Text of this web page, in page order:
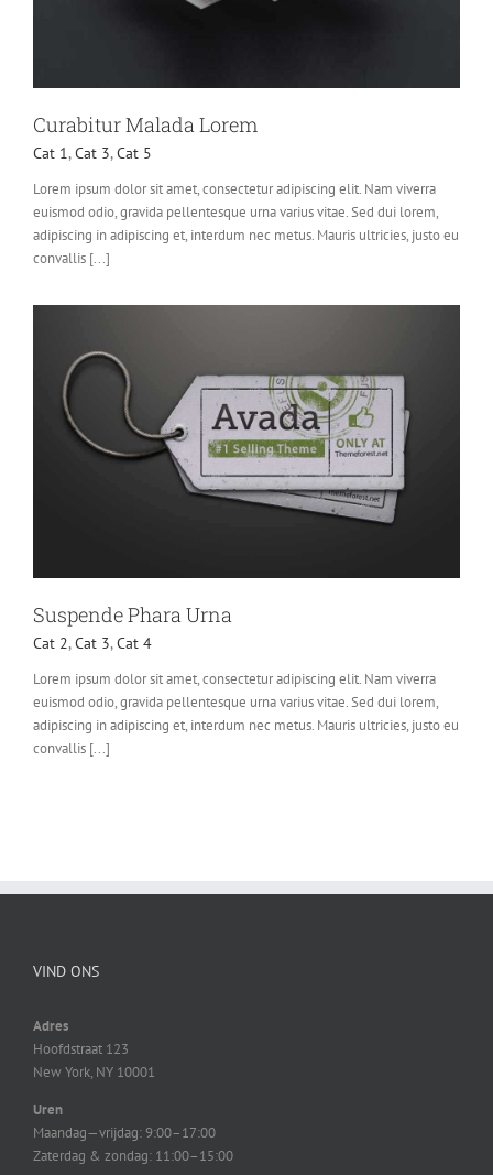
Curabitur Malada Lorem
Cat 1,Cat 3,Cat 5
Lorem ipsum dolor sit amet, consectetur adipiscing elit. Nam viverra
euismod odio, gravida pellentesque urna varius vitae. Sed dui lorem,
adipiscing in adipiscing et, interdum nec metus. Mauris ultricies, justo eu
convallis [...]
Suspende Phara Urna
Cat 2,Cat 3,Cat 4
Lorem ipsum dolor sit amet, consectetur adipiscing elit. Nam viverra
euismod odio, gravida pellentesque urna varius vitae. Sed dui lorem,
adipiscing in adipiscing et, interdum nec metus. Mauris ultricies, justo eu
convallis [...]
VIND ONS
Adres
Hoofdstraat 123
New York, NY 10001
Uren
Maandag—vrijdag: 9:00–17:00
Zaterdag & zondag: 11:00–15:00